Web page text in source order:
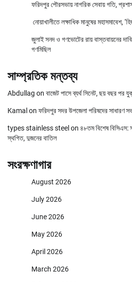
ফরিদপুর পৌরসভায় নাগরিক সেবায় গতি,
নোয়াখালীতে লক্ষাধিক মানুষের মহাসমাবেশ,
জুলাই সনদ ও গণভোটের রায় বাস্তবায়নের
গণমিছিল
সাম্প্রতিক মন্তব্য
Abdullag on বাজেট পাসে ব্যর্থ সিনেট, ছয় বছর পর
Kamal on ফরিদপুর সদর উপজেলা পরিষদের সাধারণ
types stainless steel on ৪৮তম বিশেষ বিসিএস:
স্থগিত, দুজনের বাতিল
সংরক্ষণাগার
August 2026
July 2026
June 2026
May 2026
April 2026
March 2026